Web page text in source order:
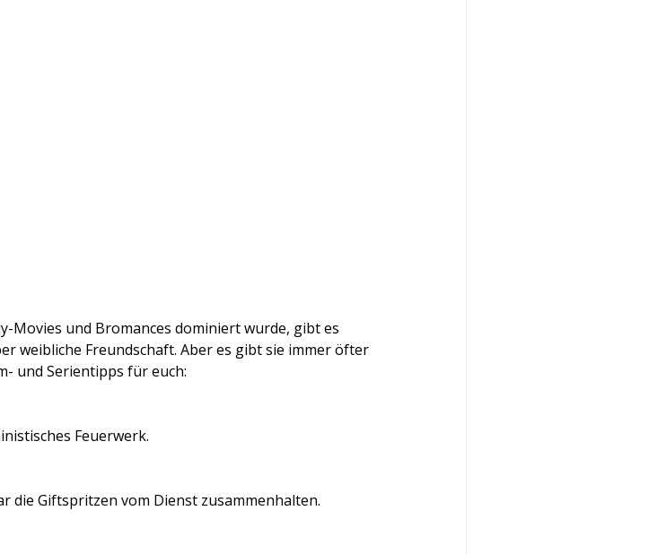
Movies und Bromances dominiert wurde, gibt es
weibliche Freundschaft. Aber es gibt sie immer öfter
und Serientipps für euch:
Feuerwerk.
die Giftspritzen vom Dienst zusammenhalten.